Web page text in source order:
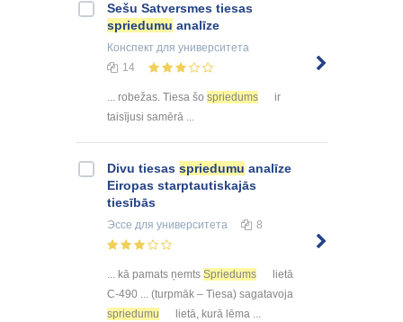
Sešu Satversmes tiesas
spriedumu analīze
Конспект для университета
14
... robežas. Tiesa šo spriedums
ir
taisījusi samērā ...
Divu tiesas spriedumu analīze
Eiropas starptautiskajās
tiesībās
Эссе для университета 8
... kā pamats ņemts Spriedums
lietā
C-490 ... (turpmāk – Tiesa) sagatavoja
spriedumu
lietā, kurā lēma ...